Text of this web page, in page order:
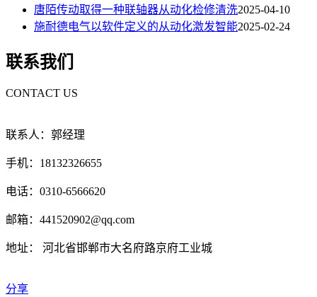
唐陌传动取得一种联轴器从动化检修清洗2025-04-10
施耐德电气以软件定义的从动化激发智能2025-02-24
联系我们
CONTACT US
联系人：郭经理
手机：18132326655
电话：0310-6566620
邮箱：441520902@qq.com
地址： 河北省邯郸市大名府路京府工业城
分享